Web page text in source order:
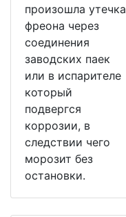
произошла утечка
фреона через
соединения
заводских паек
или в испарителе
который
подвергся
коррозии, в
следствии чего
морозит без
остановки.